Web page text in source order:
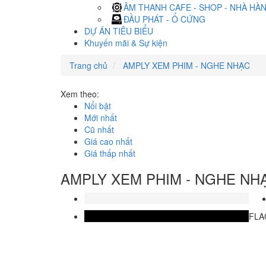
ÂM THANH CAFE - SHOP - NHÀ
ĐẦU PHÁT - Ổ CỨNG
DỰ ÁN TIÊU BIỂU
Khuyến mãi & Sự kiện
Trang chủ
AMPLY XEM PHIM - NGHE NHẠC
Xem theo:
Nổi bật
Mới nhất
Cũ nhất
Giá cao nhất
Giá thấp nhất
AMPLY XEM PHIM - NGHE